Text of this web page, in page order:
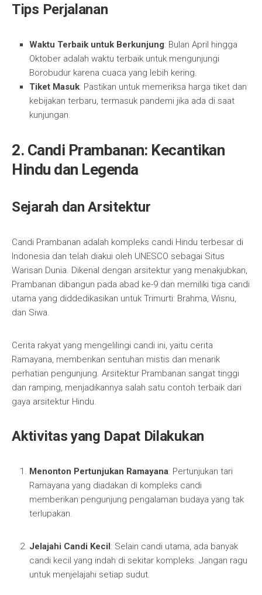
Tips Perjalanan
Waktu Terbaik untuk Berkunjung: Bulan April hingga
Oktober adalah waktu terbaik untuk mengunjungi
Borobudur karena cuaca yang lebih kering.
Tiket Masuk: Pastikan untuk memeriksa harga tiket dan
kebijakan terbaru, termasuk pandemi jika ada di saat
kunjungan.
2. Candi Prambanan: Kecantikan
Hindu dan Legenda
Sejarah dan Arsitektur
Candi Prambanan adalah kompleks candi Hindu terbesar di
Indonesia dan telah diakui oleh UNESCO sebagai Situs
Warisan Dunia. Dikenal dengan arsitektur yang menakjubkan,
Prambanan dibangun pada abad ke-9 dan memiliki tiga candi
utama yang diddedikasikan untuk Trimurti: Brahma, Wisnu,
dan Siwa.
Cerita rakyat yang mengelilingi candi ini, yaitu cerita
Ramayana, memberikan sentuhan mistis dan menarik
perhatian pengunjung. Arsitektur Prambanan sangat tinggi
dan ramping, menjadikannya salah satu contoh terbaik dari
gaya arsitektur Hindu.
Aktivitas yang Dapat Dilakukan
Menonton Pertunjukan Ramayana: Pertunjukan tari
Ramayana yang diadakan di kompleks candi
memberikan pengunjung pengalaman budaya yang tak
terlupakan.
Jelajahi Candi Kecil: Selain candi utama, ada banyak
candi kecil yang indah di sekitar kompleks. Jangan ragu
untuk menjelajahi setiap sudut.